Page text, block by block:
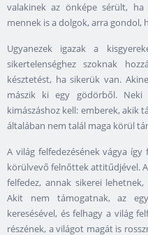
valakinek az önképe sérült,
mennek is a dolgok, arra gondol,
Ugyanezek igazak a
sikertelenséghez szoknak
késztetést, ha sikerük van.
mászik ki egy gödörből.
kimászáshoz kell: emberek, akik
általában nem talál maga körül
A világ felfedezésének vágya
körülvevő felnőttek attitűdjével.
felfedez, annak sikerei
Akit nem támogatnak, az
keresésével, és felhagy a világ
részének, a világot magát is